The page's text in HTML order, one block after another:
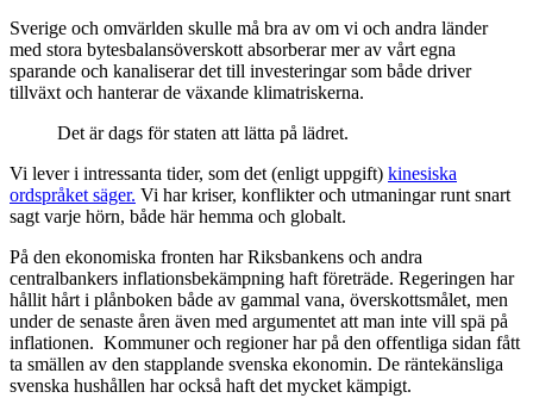
Sverige och omvärlden skulle må bra av om vi och andra länder
med stora bytesbalansöverskott absorberar mer av vårt egna
sparande och kanaliserar det till investeringar som både driver
tillväxt och hanterar de växande klimatriskerna.
Det är dags för staten att lätta på lädret.
Vi lever i intressanta tider, som det (enligt uppgift) kinesiska
ordspråket säger. Vi har kriser, konflikter och utmaningar runt snart
sagt varje hörn, både här hemma och globalt.
På den ekonomiska fronten har Riksbankens och andra
centralbankers inflationsbekämpning haft företräde. Regeringen har
hållit hårt i plånboken både av gammal vana, överskottsmålet, men
under de senaste åren även med argumentet att man inte vill spä på
inflationen. Kommuner och regioner har på den offentliga sidan fått
ta smällen av den stapplande svenska ekonomin. De räntekänsliga
svenska hushållen har också haft det mycket kämpigt.